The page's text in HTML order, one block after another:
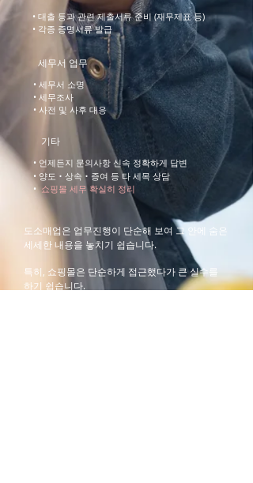
• 대출 등과 관련 제출서류 준비 (재무제표 등)
• 각종 증명서류 발급
세무서 업무
• 세무서 소명
• 세무조사
• 사전 및 사후 대응
기타
• 언제든지 문의사항 신속 정확하게 답변
• 양도‧상속‧증여 등 타 세목 상담
•쇼핑몰 세무 확실히 정리
도소매업은 업무진행이 단순해 보여 그 안에 숨은
세세한 내용을 놓치기 쉽습니다.
​특히, 쇼핑몰은 단순하게 접근했다가 큰 실수를
하기 쉽습니다.